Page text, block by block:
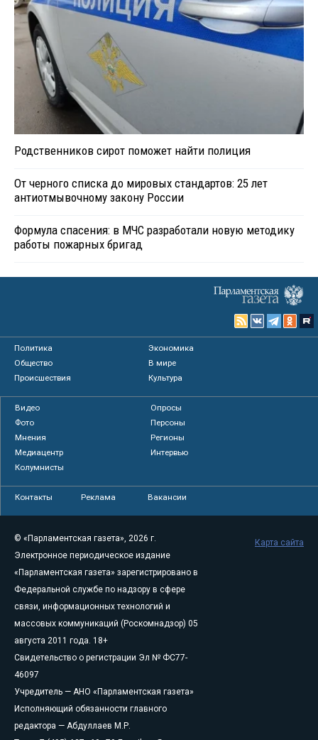
Родственников сирот поможет найти полиция
От черного списка до мировых стандартов: 25 лет
антиотмывочному закону России
Формула спасения: в МЧС разработали новую методику
работы пожарных бригад
Политика
Экономика
Общество
В мире
Происшествия
Культура
Видео
Опросы
Фото
Персоны
Мнения
Регионы
Медиацентр
Интервью
Колумнисты
Контакты Реклама Вакансии
© «Парламентская газета», 2026 г.
Электронное периодическое издание
«Парламентская газета» зарегистрировано в
Федеральной службе по надзору в сфере
связи, информационных технологий и
массовых коммуникаций (Роскомнадзор) 05
августа 2011 года. 18+
Свидетельство о регистрации Эл № ФС77-
46097
Учредитель — АНО «Парламентская газета»
Исполняющий обязанности главного
редактора — Абдуллаев М.Р.
Карта сайта